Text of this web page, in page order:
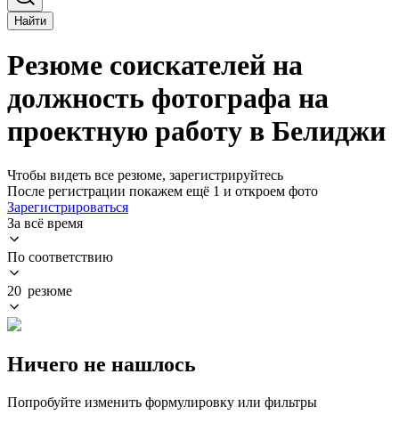
Найти
Резюме соискателей на
должность фотографа на
проектную работу в Белиджи
Чтобы видеть все резюме, зарегистрируйтесь
После регистрации покажем ещё 1 и откроем фото
Зарегистрироваться
За всё время
По соответствию
20 резюме
Ничего не нашлось
Попробуйте изменить формулировку или фильтры